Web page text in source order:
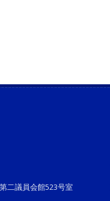
二議員会館523号室